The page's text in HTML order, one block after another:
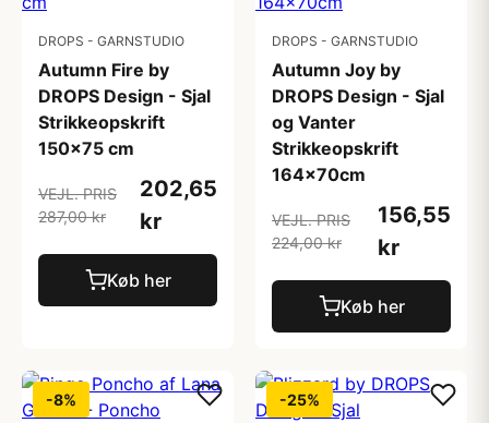
DROPS - GARNSTUDIO
Autumn Fire by
DROPS Design - Sjal
Strikkeopskrift
150x75 cm
VEJL. PRIS
287,00 kr
202,65
kr
Køb her
DROPS - GARNSTUDIO
Autumn Joy by
DROPS Design - Sjal
og Vanter
Strikkeopskrift
164x70cm
VEJL. PRIS
224,00 kr
156,55
kr
Køb her
-8% -25%